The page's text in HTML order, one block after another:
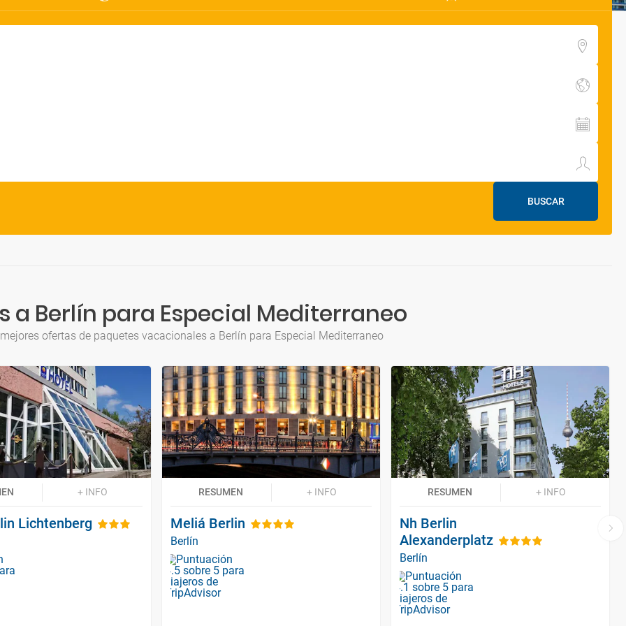
BUSCAR
a Berlín para Especial Mediterraneo
ofertas de paquetes vacacionales a Berlín para Especial Mediterraneo
+ INFO
Lichtenberg
RESUMEN + INFO
Meliá Berlin
Berlín
RESUMEN + INFO
Nh Berlin
Alexanderplatz
Berlín